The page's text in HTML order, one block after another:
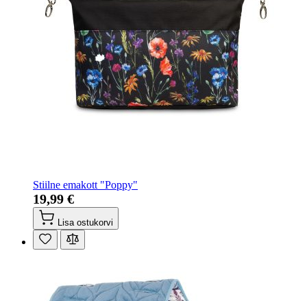
Stiilne emakott "Poppy"
19,99 €
Lisa ostukorvi